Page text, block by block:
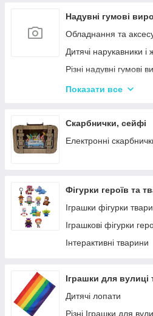
Гравюра для дітей
Кінетичний пісок
Дитячий Пластилін
Декупаж
Крейда для
Рукоділля
Валіза для
Надувні гумові
Обладнання та
Дитячі нарукавники і
Різні надувні гумові
Насоси для матрасів
Надувні матраци
Дитячі надувні
Показати все
Скарбнички, сейфі
Електронні
Фігурки героїв та
Іграшки фігурки
Іграшкові фігурки
Інтерактивні тварини
Іграшки для
Дитячі лопати
Різні Іграшки для